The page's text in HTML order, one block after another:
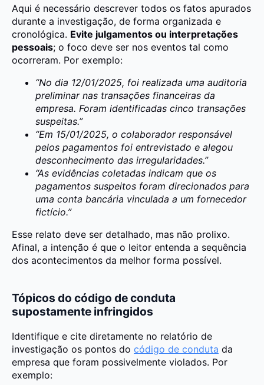
Aqui é necessário descrever todos os fatos apurados
durante a investigação, de forma organizada e
cronológica. Evite julgamentos ou interpretações
pessoais; o foco deve ser nos eventos tal como
ocorreram. Por exemplo:
“No dia 12/01/2025, foi realizada uma auditoria
preliminar nas transações financeiras da
empresa. Foram identificadas cinco transações
suspeitas.”
“Em 15/01/2025, o colaborador responsável
pelos pagamentos foi entrevistado e alegou
desconhecimento das irregularidades.”
“As evidências coletadas indicam que os
pagamentos suspeitos foram direcionados para
uma conta bancária vinculada a um fornecedor
fictício.”
Esse relato deve ser detalhado, mas não prolixo.
Afinal, a intenção é que o leitor entenda a sequência
dos acontecimentos da melhor forma possível.
Tópicos do código de conduta
supostamente infringidos
Identifique e cite diretamente no relatório de
investigação os pontos do código de conduta da
empresa que foram possivelmente violados. Por
exemplo: